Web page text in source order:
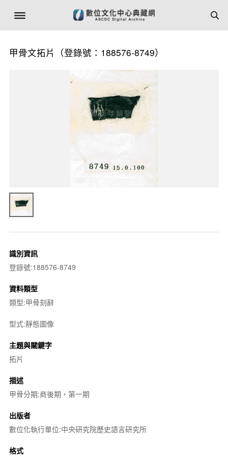
甲骨文拓片（登錄號：188576-8749）
識別資訊
登錄號:188576-8749
資料類型
類型:甲骨刻辭
型式:靜態圖像
主題與關鍵字
拓片
描述
甲骨分期:商後期，第一期
出版者
數位化執行單位:中央研究院歷史語言研究所
格式